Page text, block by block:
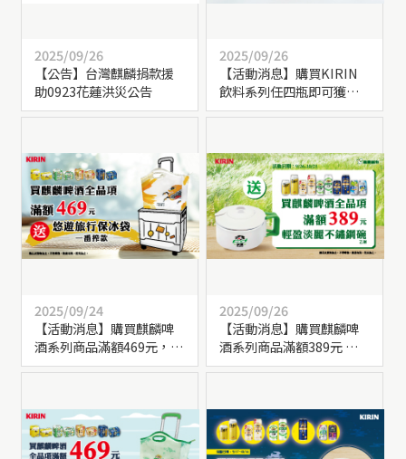
2025/09/26
【公告】台灣麒麟捐款援
助0923花蓮洪災公告
2025/09/26
【活動消息】購買KIRIN
飲料系列任四瓶即可獲得
【生茶和風針織包】乙個
2025/09/24
【活動消息】購買麒麟啤
酒系列商品滿額469元，送
【一番搾悠遊旅行保冰
2025/09/26
【活動消息】購買麒麟啤
酒系列商品滿額389元 送
【輕盈淡麗不鏽鋼碗】乙